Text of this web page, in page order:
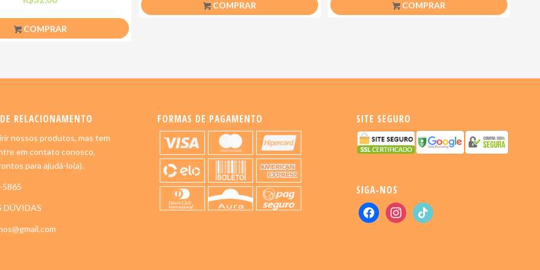
COMPRAR
COMPRAR COMPRAR
RELACIONAMENTO
nossos produtos, mas tem
em contato conosco,
para ajudá-lo(a).
5865
DÚVIDAS
FORMAS DE PAGAMENTO SITE SEGURO
SIGA-NOS